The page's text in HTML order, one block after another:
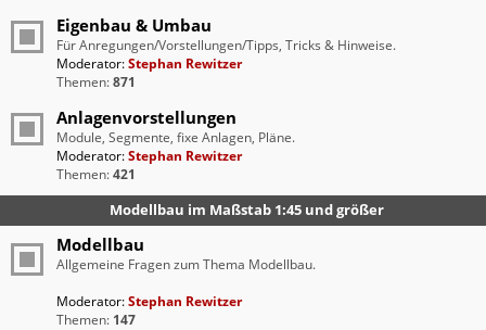
Eigenbau & Umbau
Für Anregungen/Vorstellungen/Tipps, Tricks & Hinweise.
Moderator:Stephan Rewitzer
Themen:871
Anlagenvorstellungen
Module, Segmente, fixe Anlagen, Pläne.
Moderator:Stephan Rewitzer
Themen:421
Modellbau im Maßstab 1:45 und größer
Modellbau
Allgemeine Fragen zum Thema Modellbau.
Moderator:Stephan Rewitzer
Themen: 147